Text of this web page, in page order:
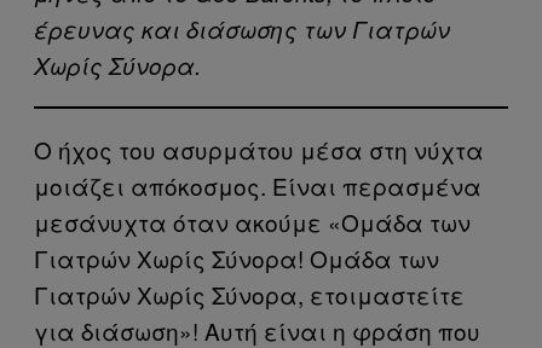
έρευνας και διάσωσης των Γιατρών
Χωρίς Σύνορα.
Ο ήχος του ασυρμάτου μέσα στη νύχτα
μοιάζει απόκοσμος. Είναι περασμένα
μεσάνυχτα όταν ακούμε «Ομάδα των
Γιατρών Χωρίς Σύνορα! Ομάδα των
Γιατρών Χωρίς Σύνορα, ετοιμαστείτε
για διάσωση»! Αυτή είναι η φράση που